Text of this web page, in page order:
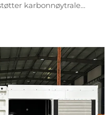
karbonnøytrale